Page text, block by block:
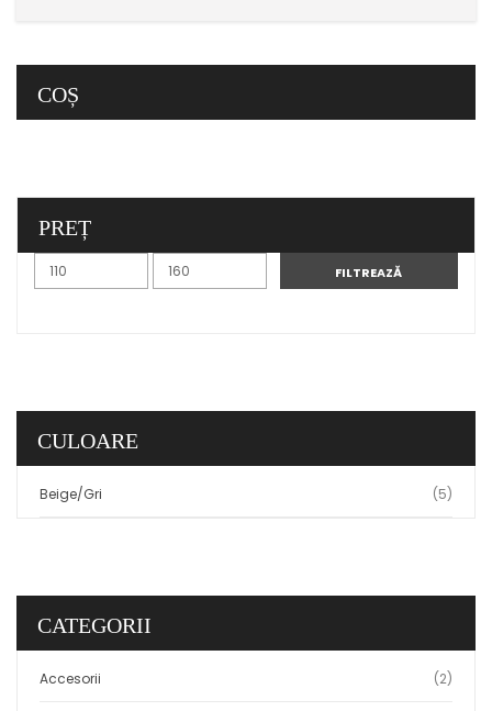
COȘ
PREȚ
FILTREAZĂ
CULOARE
Beige/Gri (5)
CATEGORII
Accesorii (2)